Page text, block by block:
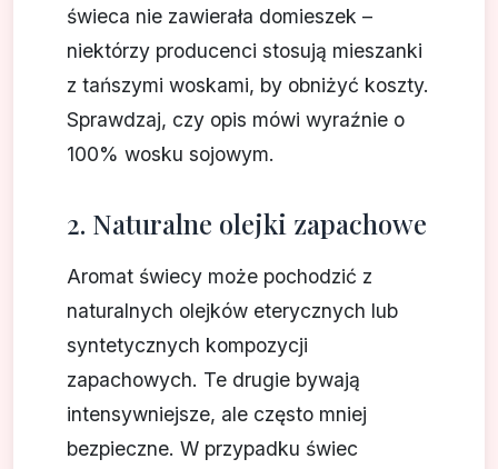
świeca nie zawierała domieszek –
niektórzy producenci stosują mieszanki
z tańszymi woskami, by obniżyć koszty.
Sprawdzaj, czy opis mówi wyraźnie o
100% wosku sojowym.
2. Naturalne olejki zapachowe
Aromat świecy może pochodzić z
naturalnych olejków eterycznych lub
syntetycznych kompozycji
zapachowych. Te drugie bywają
intensywniejsze, ale często mniej
bezpieczne. W przypadku świec